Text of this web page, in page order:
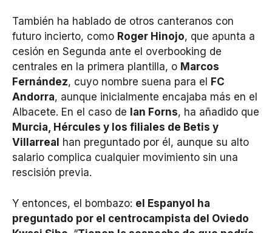
También ha hablado de otros canteranos con
futuro incierto, como Roger Hinojo, que apunta a
cesión en Segunda ante el overbooking de
centrales en la primera plantilla, o Marcos
Fernández, cuyo nombre suena para el
FC
Andorra, aunque inicialmente encajaba más en el
Albacete. En el caso de Ian Forns, ha añadido que
Murcia, Hércules y los filiales de Betis y
Villarreal
han preguntado por él, aunque su alto
salario complica cualquier movimiento sin una
rescisión previa.
Y entonces, el bombazo: el Espanyol ha
preguntado por el centrocampista del Oviedo